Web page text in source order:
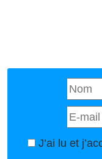
J’ai lu et